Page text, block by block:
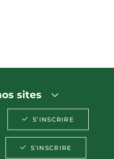
sites
S’INSCRIRE
S’INSCRIRE